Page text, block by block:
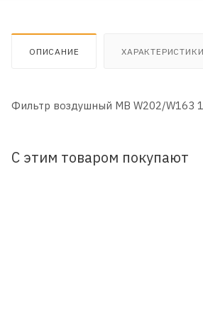
ОПИСАНИЕ ХАРАКТЕРИСТИКИ
Фильтр воздушный MB W202/W163
С этим товаром покупают